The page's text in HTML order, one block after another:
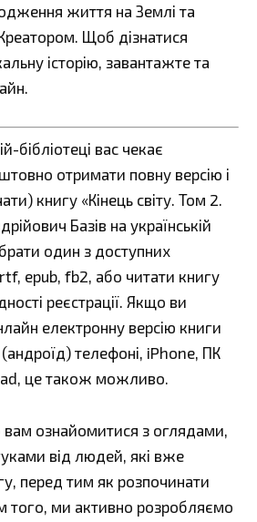
життя на Землі та
Щоб дізнатися
історію, завантажте та
бібліотеці вас чекає
отримати повну версію і
книгу «Кінець світу. Том 2.
Базів на українській
один з доступних
epub, fb2, або читати книгу
реєстрації. Якщо ви
електронну версію книги
телефоні, iPhone, ПК
це також можливо.
ознайомитися з оглядами,
від людей, які вже
перед тим як розпочинати
того, ми активно розробляємо